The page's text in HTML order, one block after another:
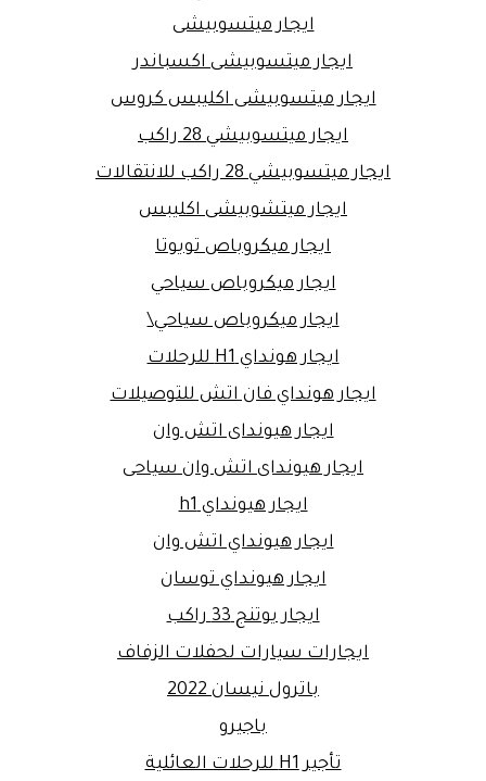
ايجار ميتسوبيشى
ايجار ميتسوبيشى اكسباندر
ايجار ميتسوبيشى اكليبس كروس
ايجار ميتسوبيشي 28 راكب
ايجار ميتسوبيشي 28 راكب للانتقالات
ايجار ميتشوبيشى اكليبس
ايجار ميكروباص تويوتا
ايجار ميكروباص سياحي
ايجار ميكروباص سياحي\
ايجار هونداي H1 للرحلات
ايجار هونداي فان اتش للتوصيلات
ايجار هيونداى اتش وان
ايجار هيونداى اتش وان سياحى
ايجار هيونداي h1
ايجار هيونداي اتش وان
ايجار هيونداي توسان
ايجار يوتنج 33 راكب
ايجارات سيارات لحفلات الزفاف
باترول نيسان 2022
باجيرو
تأجير H1 للرحلات العائلية